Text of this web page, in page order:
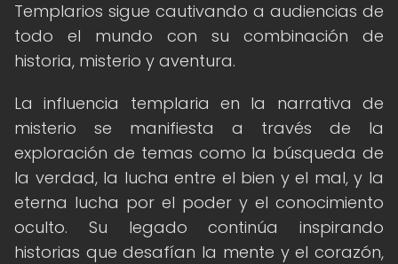
Templarios sigue cautivando a audiencias de
todo el mundo con su combinación de
historia, misterio y aventura.
La influencia templaria en la narrativa de
misterio se manifiesta a través de la
exploración de temas como la búsqueda de
la verdad, la lucha entre el bien y el mal, y la
eterna lucha por el poder y el conocimiento
oculto. Su legado continúa inspirando
historias que desafían la mente y el corazón,